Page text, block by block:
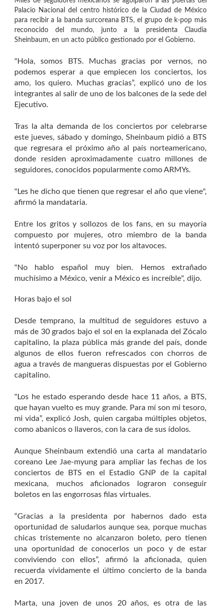
Palacio Nacional del centro histórico de la Ciudad de México
para recibir a la banda surcoreana BTS, el grupo de k-pop más
reconocido del mundo, junto a la presidenta Claudia
Sheinbaum, en un acto público gestionado por el Gobierno.
"Hola, somos BTS. Muchas gracias por vernos, no
podemos esperar a que empiecen los conciertos, los
amo, los quiero. Muchas gracias”, explicó uno de los
integrantes al salir de uno de los balcones de la sede del
Ejecutivo.
Tras la alta demanda de los conciertos por celebrarse
este jueves, sábado y domingo, Sheinbaum pidió a BTS
que regresara el próximo año al país norteamericano,
donde residen aproximadamente cuatro millones de
seguidores, conocidos popularmente como ARMYs.
"Les he dicho que tienen que regresar el año que viene",
afirmó la mandataria.
Entre los gritos y sollozos de los fans, en su mayoría
compuesto por mujeres, otro miembro de la banda
intentó superponer su voz por los altavoces.
"No hablo español muy bien. Hemos extrañado
muchísimo a México, venir a México es increíble", dijo.
Horas bajo el sol
Desde temprano, la multitud de seguidores estuvo a
más de 30 grados bajo el sol en la explanada del Zócalo
capitalino, la plaza pública más grande del país, donde
algunos de ellos fueron refrescados con chorros de
agua a través de mangueras dispuestas por el Gobierno
capitalino.
"Los he estado esperando desde hace 11 años, a BTS,
que hayan vuelto es muy grande. Para mí son mi tesoro,
mi vida”, explicó Josh, quien cargaba múltiples objetos,
como abanicos o llaveros, con la cara de sus ídolos.
Aunque Sheinbaum extendió una carta al mandatario
coreano Lee Jae-myung para ampliar las fechas de los
conciertos de BTS en el Estadio GNP de la capital
mexicana, muchos aficionados lograron conseguir
boletos en las engorrosas filas virtuales.
“Gracias a la presidenta por habernos dado esta
oportunidad de saludarlos aunque sea, porque muchas
chicas tristemente no alcanzaron boleto, pero tienen
una oportunidad de conocerlos un poco y de estar
conviviendo con ellos”, afirmó la aficionada, quien
recuerda vívidamente el último concierto de la banda
en 2017.
Marta, una joven de unos 20 años, es otra de las